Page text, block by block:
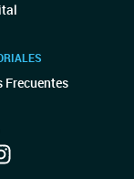
Frecuentes